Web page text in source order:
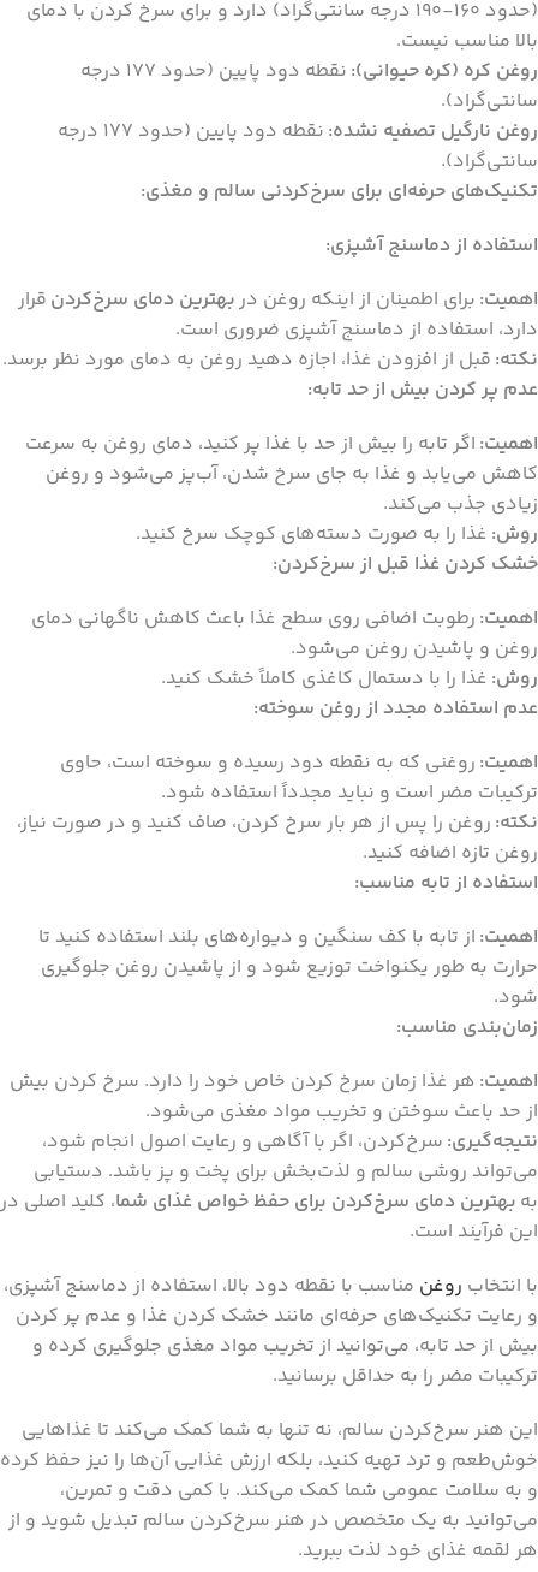
(حدود 160-190 درجه سانتی‌گراد) دارد و برای سرخ کردن با دمای
بالا مناسب نیست.
روغن کره (کره حیوانی):
نقطه دود پایین (حدود 177 درجه
سانتی‌گراد).
روغن نارگیل تصفیه نشده:
نقطه دود پایین (حدود 177 درجه
سانتی‌گراد).
تکنیک‌های حرفه‌ای برای سرخ‌کردنی سالم و مغذی:
استفاده از دماسنج آشپزی:
اهمیت: برای اطمینان از اینکه روغن دربهترین دمای سرخ‌کردن قرار
دارد، استفاده از دماسنج آشپزی ضروری است.
نکته: قبل از افزودن غذا، اجازه دهید روغن به دمای مورد نظر برسد.
عدم پر کردن بیش از حد تابه:
اهمیت: اگر تابه را بیش از حد با غذا پر کنید، دمای روغن به سرعت
کاهش می‌یابد و غذا به جای سرخ شدن، آب‌پز می‌شود و روغن
زیادی جذب می‌کند.
روش: غذا را به صورت دسته‌های کوچک سرخ کنید.
خشک کردن غذا قبل از سرخ‌کردن:
اهمیت: رطوبت اضافی روی سطح غذا باعث کاهش ناگهانی دمای
روغن و پاشیدن روغن می‌شود.
روش: غذا را با دستمال کاغذی کاملاً خشک کنید.
عدم استفاده مجدد از روغن سوخته:
اهمیت: روغنی که به نقطه دود رسیده و سوخته است، حاوی
ترکیبات مضر است و نباید مجدداً استفاده شود.
نکته: روغن را پس از هر بار سرخ کردن، صاف کنید و در صورت نیاز،
روغن تازه اضافه کنید.
استفاده از تابه مناسب:
اهمیت: از تابه با کف سنگین و دیواره‌های بلند استفاده کنید تا
حرارت به طور یکنواخت توزیع شود و از پاشیدن روغن جلوگیری
شود.
زمان‌بندی مناسب:
اهمیت: هر غذا زمان سرخ کردن خاص خود را دارد. سرخ کردن بیش
از حد باعث سوختن و تخریب مواد مغذی می‌شود.
نتیجه‌گیری: سرخ‌کردن، اگر با آگاهی و رعایت اصول انجام شود،
می‌تواند روشی سالم و لذت‌بخش برای پخت و پز باشد. دستیابی
به بهترین دمای سرخ‌کردن برای حفظ خواص غذای شما، کلید اصلی در
این فرآیند است.
با انتخاب روغن مناسب با نقطه دود بالا، استفاده از دماسنج آشپزی،
و رعایت تکنیک‌های حرفه‌ای مانند خشک کردن غذا و عدم پر کردن
بیش از حد تابه، می‌توانید از تخریب مواد مغذی جلوگیری کرده و
ترکیبات مضر را به حداقل برسانید.
این هنر سرخ‌کردن سالم، نه تنها به شما کمک می‌کند تا غذاهایی
خوش‌طعم و ترد تهیه کنید، بلکه ارزش غذایی آن‌ها را نیز حفظ کرده
و به سلامت عمومی شما کمک می‌کند. با کمی دقت و تمرین،
می‌توانید به یک متخصص در هنر سرخ‌کردن سالم تبدیل شوید و از
هر لقمه غذای خود لذت ببرید.